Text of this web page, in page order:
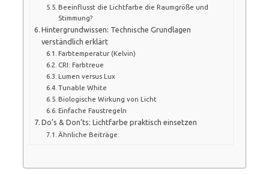
Beeinflusst die Lichtfarbe die Raumgröße und
Stimmung?
Hintergrundwissen: Technische Grundlagen
verständlich erklärt
Farbtemperatur (Kelvin)
CRI: Farbtreue
Lumen versus Lux
Tunable White
Biologische Wirkung von Licht
Einfache Faustregeln
Do’s & Don’ts: Lichtfarbe praktisch einsetzen
Ähnliche Beiträge: